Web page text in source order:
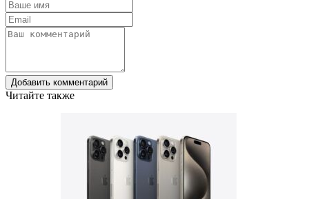
Добавить комментарий
Читайте также